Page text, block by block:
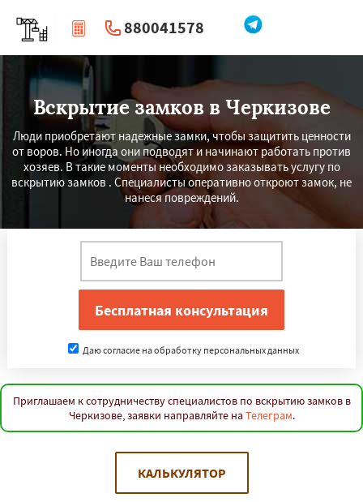
880041578
| Перезвоните мне
Вскрытие замков в Черкизове
Люди приобретают надежные замки, чтобы защитить ценности
от воров. Но иногда они подводят и начинают работать против
хозяев. В такие моменты необходимо заказывать услугу по
вскрытию замков . Специалисты оперативно откроют замок, не
нанеся повреждений.
Даю согласие на обработку персональных данных
Приглашаем к сотрудничеству специалистов по вскрытию замков в
Черкизове, заявки направляйте на Телеграм.
КАЛЬКУЛЯТОР